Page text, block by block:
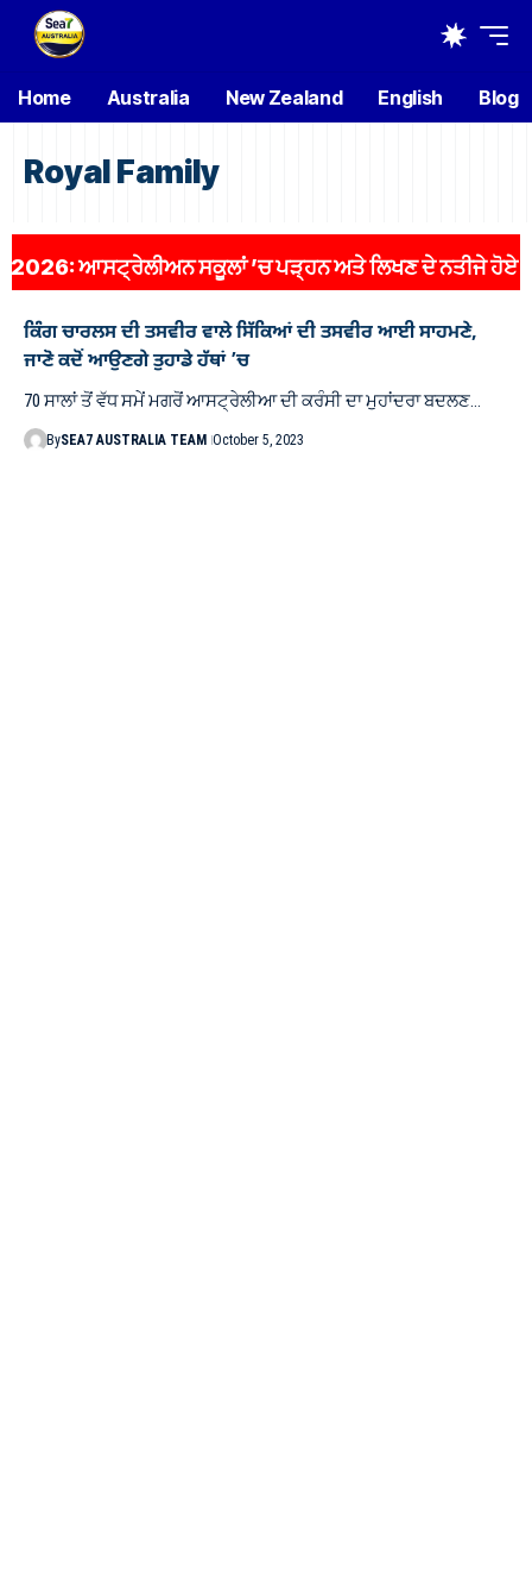
Home Australia New Zealand English Blog
Royal Family
ਆਸਟ੍ਰੇਲੀਅਨ ਸਕੂਲਾਂ ’ਚ ਪੜ੍ਹਨ ਅਤੇ ਲਿਖਣ ਦੇ ਨਤੀਜੇ ਹੋਏ
ਕਿੰਗ ਚਾਰਲਸ ਦੀ ਤਸਵੀਰ ਵਾਲੇ ਸਿੱਕਿਆਂ ਦੀ ਤਸਵੀਰ ਆਈ ਸਾਹਮਣੇ,
ਜਾਣੋ ਕਦੋਂ ਆਉਣਗੇ ਤੁਹਾਡੇ ਹੱਥਾਂ ’ਚ
70 ਸਾਲਾਂ ਤੋਂ ਵੱਧ ਸਮੇਂ ਮਗਰੋਂ ਆਸਟ੍ਰੇਲੀਆ ਦੀ ਕਰੰਸੀ ਦਾ ਮੁਹਾਂਦਰਾ ਬਦਲਣ…
BySEA7 AUSTRALIA TEAM October 5, 2023